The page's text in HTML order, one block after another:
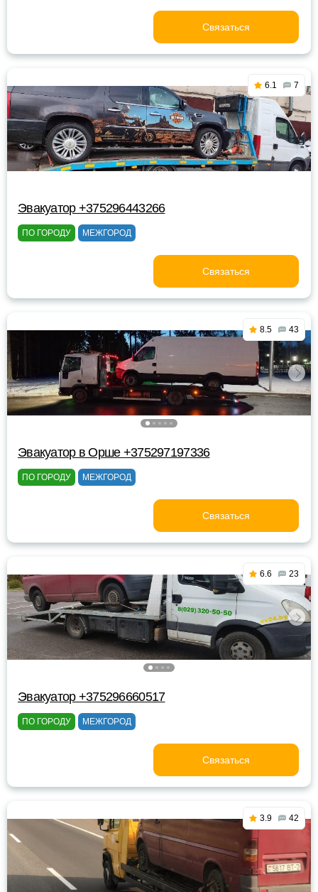
Связаться
6.1 7
Эвакуатор +375296443266
ПО ГОРОДУ МЕЖГОРОД
Связаться
8.5 43
Эвакуатор в Орше +375297197336
ПО ГОРОДУ МЕЖГОРОД
Связаться
6.6 23
Эвакуатор +375296660517
ПО ГОРОДУ МЕЖГОРОД
Связаться
3.9 42